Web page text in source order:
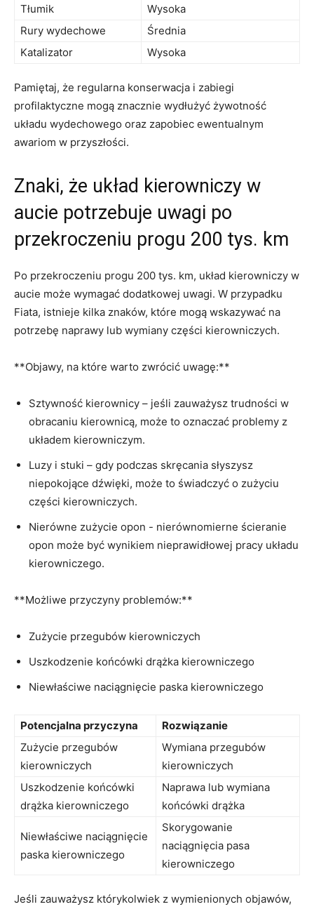
Tłumik
Wysoka
Rury wydechowe
Średnia
Katalizator
Wysoka
Pamiętaj, ⁤że regularna ‌konserwacja i zabiegi
profilaktyczne mogą znacznie wydłużyć żywotność
układu⁤ wydechowego oraz zapobiec⁤ ewentualnym
awariom w przyszłości.
Znaki, ‍że układ kierowniczy w
aucie⁤ potrzebuje ​uwagi po⁢
przekroczeniu progu 200 tys. km
Po⁣ przekroczeniu progu⁢ 200 tys. km, układ kierowniczy w
aucie może wymagać dodatkowej⁢ uwagi. W przypadku
Fiata,‌ istnieje⁣ kilka znaków, które‍ mogą wskazywać na
potrzebę‍ naprawy lub wymiany​ części​ kierowniczych.
**Objawy,​ na⁢ które warto‍ zwrócić uwagę:**
Sztywność​ kierownicy – jeśli‍ zauważysz trudności w⁣
obracaniu kierownicą, ‌może to oznaczać problemy z
⁣układem kierowniczym.
Luzy i stuki – gdy podczas skręcania słyszysz
niepokojące dźwięki, ​może to świadczyć o zużyciu
części kierowniczych.
Nierówne ⁣zużycie opon -‍ nierównomierne ścieranie
opon⁤ może być wynikiem nieprawidłowej pracy układu
kierowniczego.
**Możliwe przyczyny problemów:**
Zużycie ​przegubów kierowniczych
Uszkodzenie ⁤końcówki drążka kierowniczego
Niewłaściwe naciągnięcie paska​ kierowniczego
Potencjalna przyczyna
Rozwiązanie
Zużycie ⁢przegubów
kierowniczych
Wymiana przegubów
kierowniczych
Uszkodzenie​ końcówki
drążka kierowniczego
Naprawa lub wymiana
końcówki drążka
Niewłaściwe naciągnięcie
paska kierowniczego
Skorygowanie‍
naciągnięcia pasa
kierowniczego
Jeśli‍ zauważysz którykolwiek z ‍wymienionych objawów,‍